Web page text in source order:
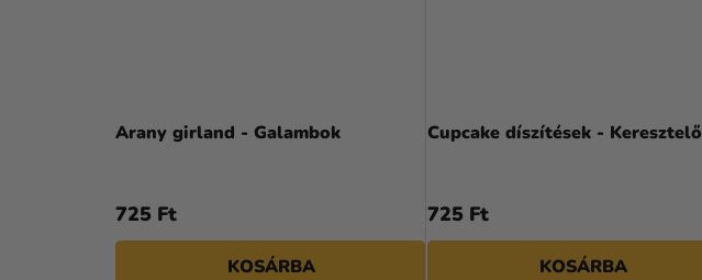
Arany girland - Galambok
725 Ft
KOSÁRBA
Cupcake díszítések - Keresztelő
725 Ft
KOSÁRBA